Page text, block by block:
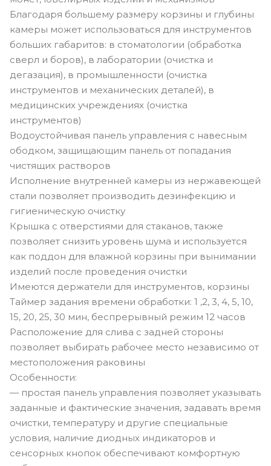
Благодаря большему размеру корзины и глубины
камеры может использоваться для инструментов
больших габаритов: в стоматологии (обработка
сверл и боров), в лаборатории (очистка и
дегазация), в промышленности (очистка
инструментов и механических деталей), в
медицинских учреждениях (очистка
инструментов)
Водоустойчивая панель управления с навесным
ободком, защищающим панель от попадания
чистящих растворов
Исполнение внутренней камеры из нержавеющей
стали позволяет производить дезинфекцию и
гигиеническую очистку
Крышка с отверстиями для стаканов, также
позволяет снизить уровень шума и используется
как поддон для влажной корзины при вынимании
изделий после проведения очистки
Имеются держатели для инструментов, корзины
Таймер задания времени обработки: 1 ,2, 3, 4, 5, 10,
15, 20, 25, 30 мин, беспрерывный режим 12 часов
Расположение для слива с задней стороны
позволяет выбирать рабочее место независимо от
местоположения раковины
Особенности:
— простая панель управления позволяет указывать
заданные и фактические значения, задавать время
очистки, температуру и другие специальные
условия, наличие диодных индикаторов и
сенсорных кнопок обеспечивают комфортную